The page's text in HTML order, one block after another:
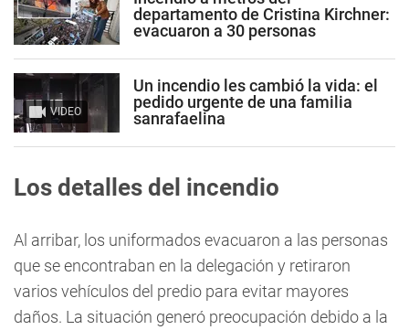
departamento de Cristina Kirchner:
evacuaron a 30 personas
VIDEO
Un incendio les cambió la vida: el
pedido urgente de una familia
sanrafaelina
Los detalles del incendio
Al arribar, los uniformados evacuaron a las personas
que se encontraban en la delegación y retiraron
varios vehículos del predio para evitar mayores
daños. La situación generó preocupación debido a la